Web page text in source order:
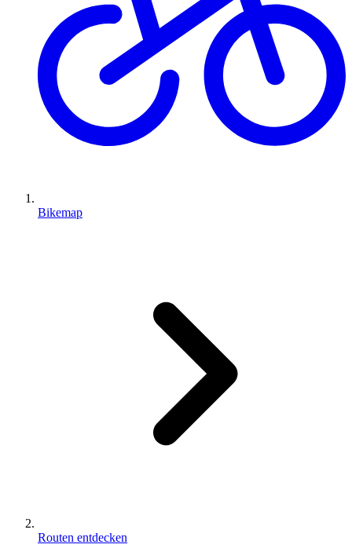
Bikemap
Routen entdecken